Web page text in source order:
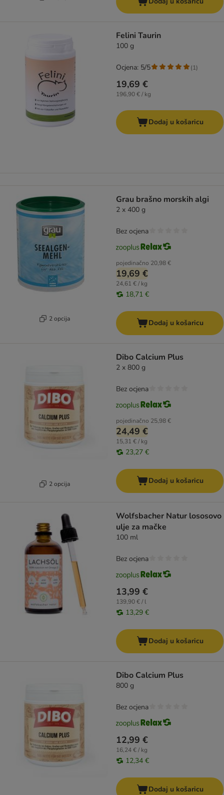
Felini Taurin
100 g
19,69 €
196,90 € / kg
Ocjena: 5/5 (1)
Dodaj u košaricu
2 opcija
Grau brašno morskih algi
2 x 400 g
pojedinačno 20,98 €
19,69 €
24,61 € / kg
18,71 €
Bez ocjena
Dodaj u košaricu
2 opcija
Dibo Calcium Plus
2 x 800 g
pojedinačno 25,98 €
24,49 €
15,31 € / kg
23,27 €
Bez ocjena
Dodaj u košaricu
Wolfsbacher Natur lososovo
ulje za mačke
100 ml
13,99 €
139,90 € / l
13,29 €
Bez ocjena
Dodaj u košaricu
Dibo Calcium Plus
800 g
12,99 €
16,24 € / kg
12,34 €
Bez ocjena
Dodaj u košaricu